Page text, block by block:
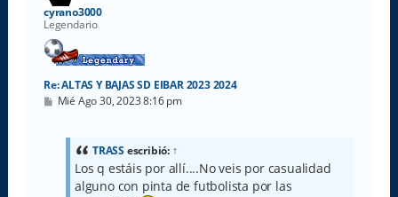
cyrano3000
Legendario
Re: ALTAS Y BAJAS SD EIBAR 2023 2024
M
Mié Ago 30, 2023 8:16 pm
TRASS escribió: ↑
Los q estáis por allí....No veis por casualidad
alguno con pinta de futbolista por las